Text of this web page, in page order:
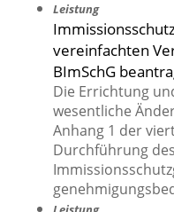
Leistung
vereinfachten
BImSchG
Die Errichtung
wesentliche
Anhang 1 der
Durchführung